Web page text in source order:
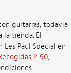
guitarras, todavía
la tienda. El
Les Paul Special en
P-90,